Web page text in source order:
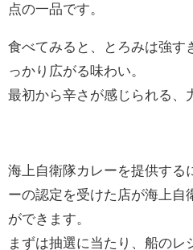
点の一品です。
食べてみると、とろみは強す
っかり広がる味わい。
最初から辛さが感じられる、
海上自衛隊カレーを提供する
ーの認定を受けた店が海上自
ができます。
まずは抽選に当たり、船のレ